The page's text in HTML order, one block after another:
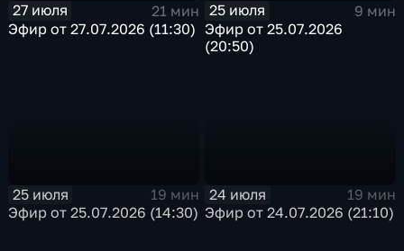
27 июля
21 мин
Эфир от 27.07.2026 (11:30)
25 июля
9 мин
Эфир от 25.07.2026
(20:50)
25 июля
19 мин
Эфир от 25.07.2026 (14:30)
24 июля
19 мин
Эфир от 24.07.2026 (21:10)